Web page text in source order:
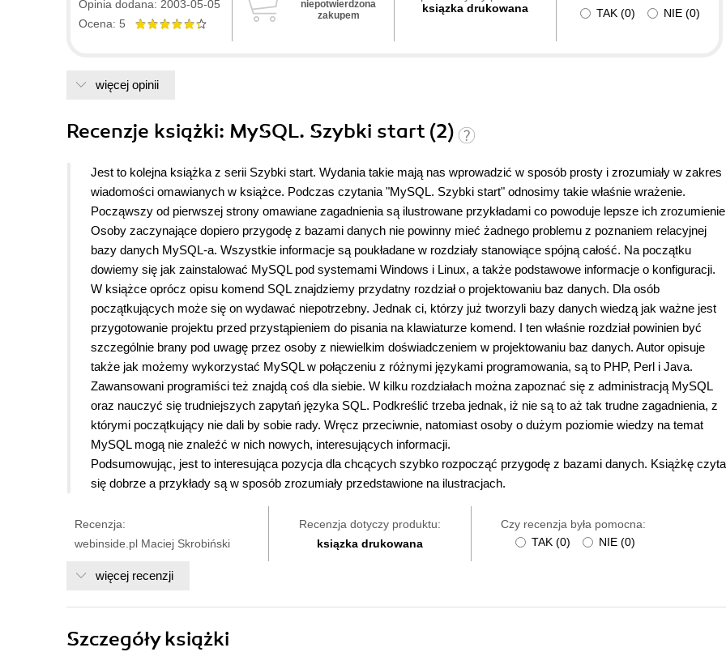
Opinia dodana: 2003-05-05
Ocena: 5
niepotwierdzona
zakupem
ksiązka drukowana
TAK (0) NIE (0)
więcej opinii
Recenzje książki: MySQL. Szybki start (2)
Jest to kolejna książka z serii Szybki start. Wydania takie mają nas wprowadzić w sposób prosty i zrozumiały w zakres
wiadomości omawianych w książce. Podczas czytania "MySQL. Szybki start" odnosimy takie właśnie wrażenie.
Począwszy od pierwszej strony omawiane zagadnienia są ilustrowane przykładami co powoduje lepsze ich
Osoby zaczynające dopiero przygodę z bazami danych nie powinny mieć żadnego problemu z poznaniem relacyjnej
bazy danych MySQL-a. Wszystkie informacje są poukładane w rozdziały stanowiące spójną całość. Na początku
dowiemy się jak zainstalować MySQL pod systemami Windows i Linux, a także podstawowe informacje o konfiguracji.
W książce oprócz opisu komend SQL znajdziemy przydatny rozdział o projektowaniu baz danych. Dla osób
początkujących może się on wydawać niepotrzebny. Jednak ci, którzy już tworzyli bazy danych wiedzą jak ważne jest
przygotowanie projektu przed przystąpieniem do pisania na klawiaturze komend. I ten właśnie rozdział powinien być
szczególnie brany pod uwagę przez osoby z niewielkim doświadczeniem w projektowaniu baz danych. Autor opisuje
także jak możemy wykorzystać MySQL w połączeniu z różnymi językami programowania, są to PHP, Perl i Java.
Zawansowani programiści też znajdą coś dla siebie. W kilku rozdziałach można zapoznać się z administracją MySQL
oraz nauczyć się trudniejszych zapytań języka SQL. Podkreślić trzeba jednak, iż nie są to aż tak trudne zagadnienia, z
którymi początkujący nie dali by sobie rady. Wręcz przeciwnie, natomiast osoby o dużym poziomie wiedzy na temat
MySQL mogą nie znaleźć w nich nowych, interesujących informacji.
Podsumowując, jest to interesująca pozycja dla chcących szybko rozpocząć przygodę z bazami danych. Książkę czyta
się dobrze a przykłady są w sposób zrozumiały przedstawione na ilustracjach.
Recenzja:
webinside.pl Maciej Skrobiński
Recenzja dotyczy produktu:
ksiązka drukowana
Czy recenzja była pomocna:
TAK (0) NIE (0)
więcej recenzji
Szczegółyksiążki